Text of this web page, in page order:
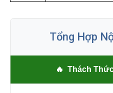
Tổng Hợp
🔥 Thách